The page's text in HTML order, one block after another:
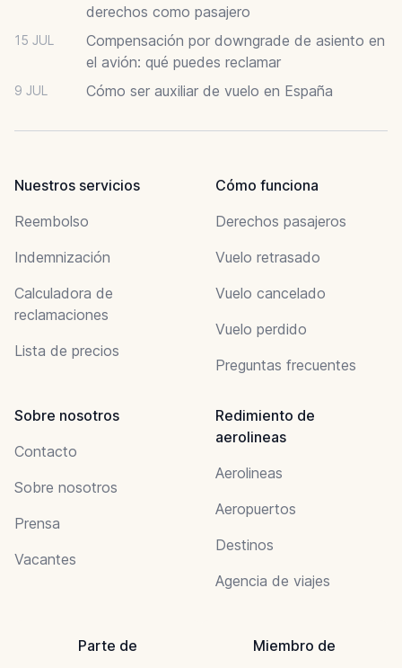
derechos como pasajero
15 JUL
Compensación por downgrade de asiento en
el avión: qué puedes reclamar
9 JUL Cómo ser auxiliar de vuelo en España
Nuestros servicios
Reembolso
Indemnización
Calculadora de
reclamaciones
Lista de precios
Cómo funciona
Derechos pasajeros
Vuelo retrasado
Vuelo cancelado
Vuelo perdido
Preguntas frecuentes
Sobre nosotros
Contacto
Sobre nosotros
Prensa
Vacantes
Redimiento de
aerolineas
Aerolineas
Aeropuertos
Destinos
Agencia de viajes
Parte de Miembro de